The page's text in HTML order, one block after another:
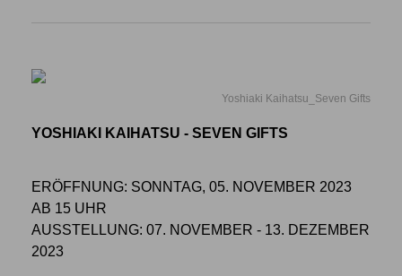
Yoshiaki Kaihatsu_Seven Gifts
YOSHIAKI KAIHATSU - SEVEN GIFTS
ERÖFFNUNG: SONNTAG, 05. NOVEMBER 2023
AB 15 UHR
AUSSTELLUNG: 07. NOVEMBER - 13. DEZEMBER
2023